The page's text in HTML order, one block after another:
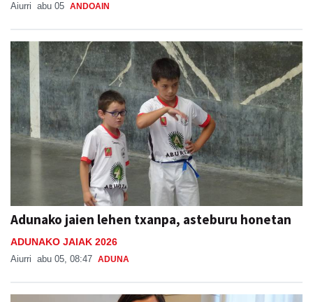
Aiurri abu 05 ANDOAIN
Adunako jaien lehen txanpa, asteburu honetan
ADUNAKO JAIAK 2026
Aiurri abu 05, 08:47 ADUNA